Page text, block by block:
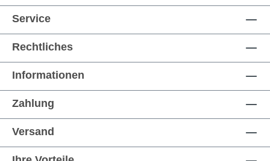
Service
Rechtliches
Informationen
Zahlung
Versand